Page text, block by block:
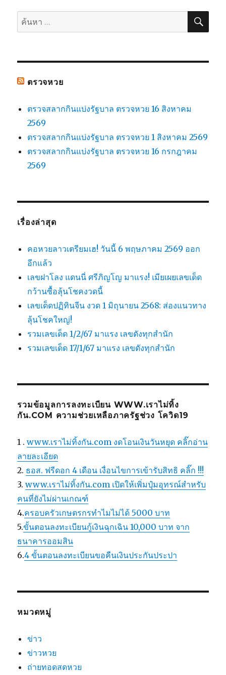
ค้นหา: ค้น
ตรวจหวย
ตรวจสลากกินแบ่งรัฐบาล ตรวจหวย 16 สิงหาคม
2569
ตรวจสลากกินแบ่งรัฐบาล ตรวจหวย 1 สิงหาคม 2569
ตรวจสลากกินแบ่งรัฐบาล ตรวจหวย 16 กรกฎาคม
2569
เรื่องล่าสุด
คอหวยลาวเตรียมเฮ! วันนี้ 6 พฤษภาคม 2569 ออก
อีกแล้ว
เลขฝาโลง แดนนี่ ศรีภิญโญ มาแรง! เมียเผยเลขเด็ด
กว้านซื้อลุ้นโชคงวดนี้
เลขเด็ดปฏิทินจีน งวด 1 มิถุนายน 2568: ส่องแนวทาง
ลุ้นโชคใหญ่!
รวมเลขเด็ด 1/2/67 มาแรง เลขดังทุกสำนัก
รวมเลขเด็ด 17/1/67 มาแรง เลขดังทุกสำนัก
รวมข้อมูลการลงทะเบียน WWW.เราไม่ทิ้ง
กัน.COM ความช่วยเหลือภาครัฐช่วง โควิด19
1 .www.เราไม่ทิ้งกัน.com งดโอนเงินวันหยุด คลิ๊กอ่าน
ลายละเอียด
2. ธอส. ฟรีดอก 4 เดือน เงื่อนไขการเข้ารับสิทธิ คลิ๊ก !!!
3.www.เราไม่ทิ้งกัน.com เปิดให้เพิ่มปุ๋มอุทรณ์สำหรับ
คนที่ยังไม่ผ่านเกณฑ์
4.ครอบครัวเกษตรกรทำไมไม่ได้ 5000 บาท
5.ขั้นตอนลงทะเบียนกู้เงินฉุกเฉิน 10,000 บาท จาก
ธนาคารออมสิน
6.4 ขั้นตอนลงทะเบียนขอคืนเงินประกันประปา
หมวดหมู่
ข่าว
ข่าวหวย
ถ่ายทอดสดหวย